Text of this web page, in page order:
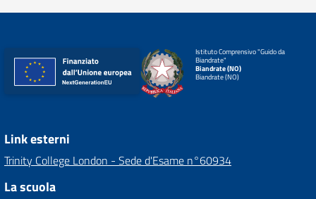
Istituto Comprensivo "Guido da
Biandrate"
Biandrate (NO)
Biandrate (NO)
Link esterni
Trinity College London - Sede d'Esame n°60934
La scuola